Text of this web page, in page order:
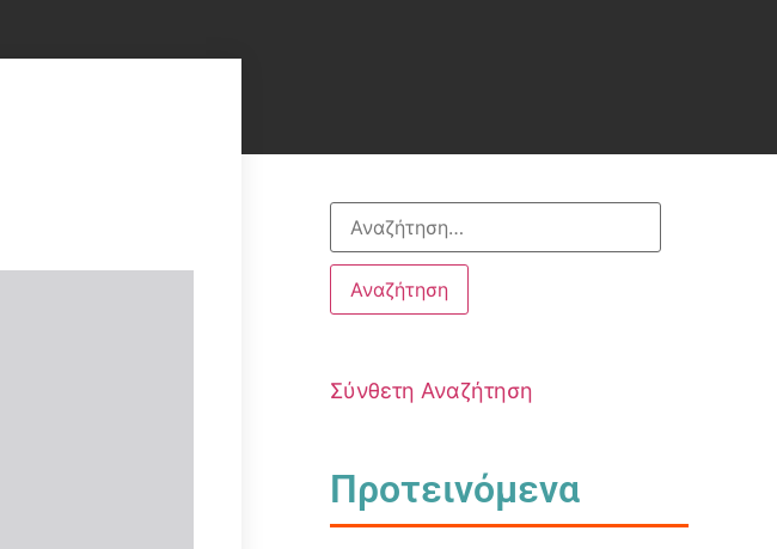
Σύνθετη Αναζήτηση
Προτεινόμενα